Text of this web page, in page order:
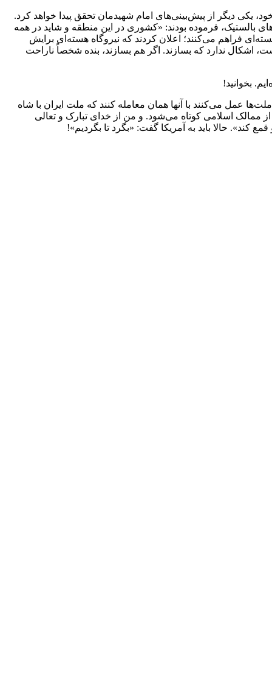
یکی دیگر از پیش‌بینی‌های امام شهیدمان تحقق پیدا خواهد کرد‌.
تولید موشک‌های بالستیک، فرموده بودند: «کشوری در این منطقه و شاید در همه
فراهم می‌کنند؛ اعلان کردند که نیروگاه هسته‌ای برایش
اشکال ندارد که بسازند. اگر هم بسازند، بنده شخصاً ناراحت
می‌کنند با آنها همان معامله کنند که ملت ایران با شاه
اسلامی کوتاه می‌شود. و من از خدای تبارک و تعالی
کند‌». حالا باید به آمریکا گفت: «‌بگرد تا بگردیم‌»!